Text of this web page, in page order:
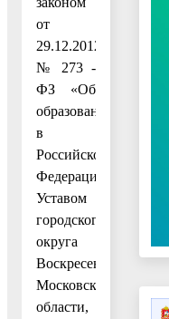
от
29.12.2012
№ 273 -
ФЗ «Об
образовании
в
Российской
Федерации»,
Уставом
городского
округа
Воскресенск
Московской
области,